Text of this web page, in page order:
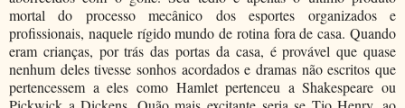
mortal do processo mecânico dos esportes organizados e
profissionais, naquele rígido mundo de rotina fora de casa. Quando
eram crianças, por trás das portas da casa, é provável que quase
nenhum deles tivesse sonhos acordados e dramas não escritos que
pertencessem a eles como Hamlet pertenceu a Shakespeare ou